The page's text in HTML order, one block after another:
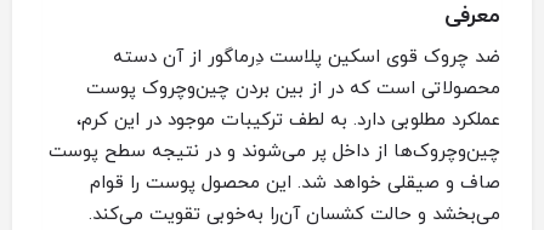
معرفی
ضد چروک قوی اسکین پلاست دِرماگور از آن دسته
محصولاتی است که در از بین بردن چین‌وچروک پوست
عملکرد مطلوبی دارد. به لطف ترکیبات موجود در این کرم،
چین‌وچروک‌ها از داخل پر می‌شوند و در نتیجه سطح پوست
صاف و صیقلی خواهد شد. این محصول پوست را قوام
می‌بخشد و حالت کشسان آ‌ن‌را به‌خوبی تقویت می‌کند.